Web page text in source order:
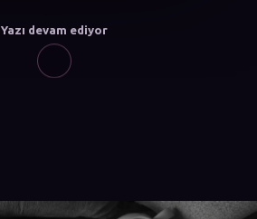
Yazı devam ediyor